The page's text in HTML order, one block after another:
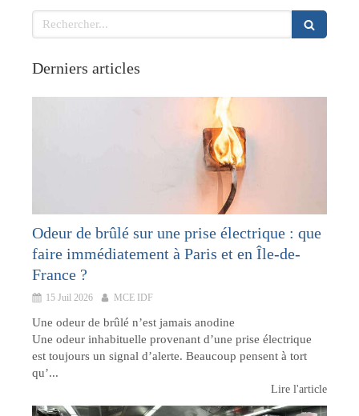
Rechercher
Derniers articles
Odeur de brûlé sur une prise électrique : que
faire immédiatement à Paris et en Île-de-
France ?
15 Juil 2026 MCE IDF
Une odeur de brûlé n’est jamais anodine
Une odeur inhabituelle provenant d’une prise électrique
est toujours un signal d’alerte. Beaucoup pensent à tort
qu’...
Lire l'article